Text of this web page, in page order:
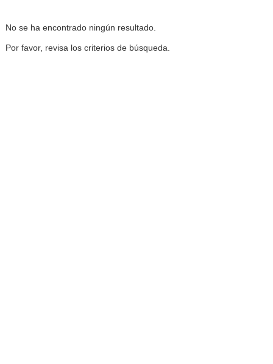
No se ha encontrado ningún resultado.
Por favor, revisa los criterios de búsqueda.